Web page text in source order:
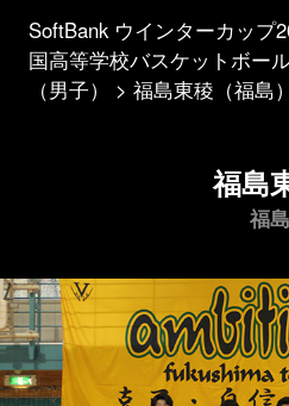
SoftBank ウインターカップ
国高等学校バスケットボー
（男子）
福島東稜（福島）
福島
福島